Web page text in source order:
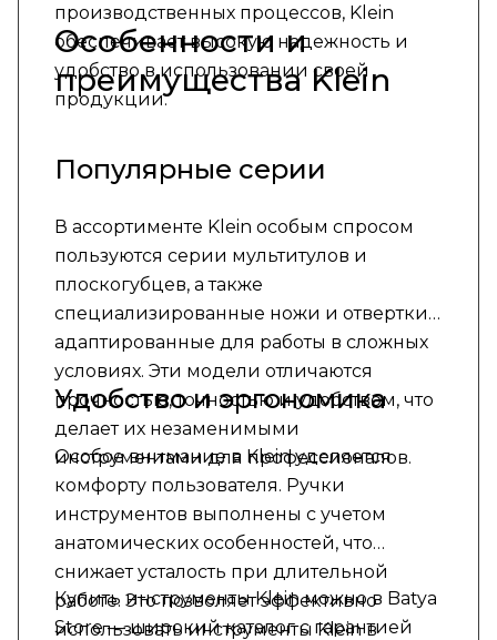
производственных процессов, Klein
обеспечивает высокую надежность и
удобство в использовании своей
продукции.
Особенности и
преимущества Klein
Популярные серии
В ассортименте Klein особым спросом
пользуются серии мультитулов и
плоскогубцев, а также
специализированные ножи и отвертки,
адаптированные для работы в сложных
условиях. Эти модели отличаются
прочностью, точностью и удобством, что
делает их незаменимыми
инструментами для профессионалов.
Удобство и эргономика
Особое внимание в Klein уделяется
комфорту пользователя. Ручки
инструментов выполнены с учетом
анатомических особенностей, что
снижает усталость при длительной
работе. Это позволяет эффективно
использовать инструменты Klein в
Купить инструменты Klein можно в Batya
Store — широкий каталог с гарантией